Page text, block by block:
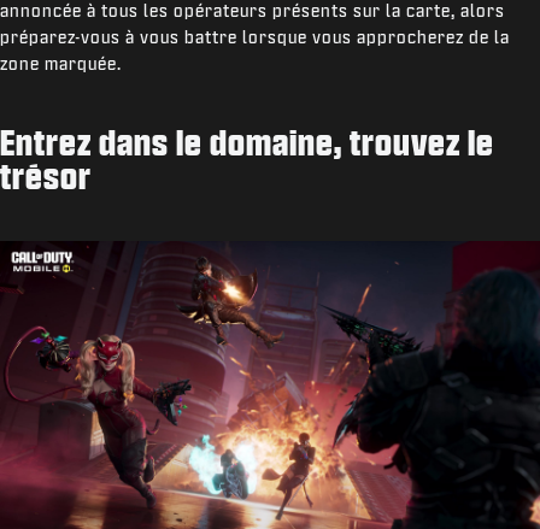
annoncée à tous les opérateurs présents sur la carte, alors
préparez-vous à vous battre lorsque vous approcherez de la
zone marquée.
Entrez dans le domaine, trouvez le
trésor